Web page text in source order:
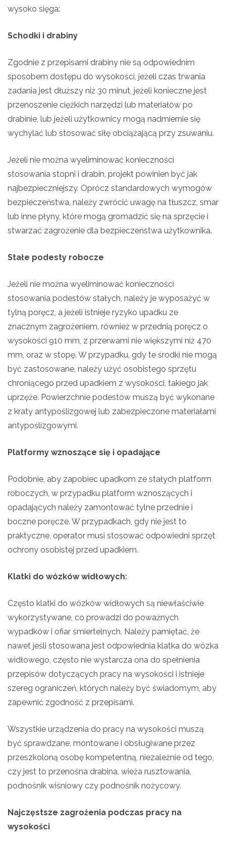
wysoko sięga:
Schodki i drabiny
Zgodnie z przepisami drabiny nie są odpowiednim
sposobem dostępu do wysokości, jeżeli czas trwania
zadania jest dłuższy niż 30 minut, jeżeli konieczne jest
przenoszenie ciężkich narzędzi lub materiałów po
drabinie, lub jeżeli użytkownicy mogą nadmiernie się
wychylać lub stosować siłę obciążającą przy zsuwaniu.
Jeżeli nie można wyeliminować konieczności
stosowania stopni i drabin, projekt powinien być jak
najbezpieczniejszy. Oprócz standardowych wymogów
bezpieczeństwa, należy zwrócić uwagę na tłuszcz, smar
lub inne płyny, które mogą gromadzić się na sprzęcie i
stwarzać zagrożenie dla bezpieczeństwa użytkownika.
Stałe podesty robocze
Jeżeli nie można wyeliminować konieczności
stosowania podestów stałych, należy je wyposażyć w
tylną poręcz, a jeżeli istnieje ryzyko upadku ze
znacznym zagrożeniem, również w przednią poręcz o
wysokości 910 mm, z przerwami nie większymi niż 470
mm, oraz w stopę. W przypadku, gdy te środki nie mogą
być zastosowane, należy użyć osobistego sprzętu
chroniącego przed upadkiem z wysokości, takiego jak
uprzęże. Powierzchnie podestów muszą być wykonane
z kraty antypoślizgowej lub zabezpieczone materiałami
antypoślizgowymi.
Platformy wznoszące się i opadające
Podobnie, aby zapobiec upadkom ze stałych platform
roboczych, w przypadku platform wznoszących i
opadających należy zamontować tylne przednie i
boczne poręcze. W przypadkach, gdy nie jest to
praktyczne, operator musi stosować odpowiedni sprzęt
ochrony osobistej przed upadkiem.
Klatki do wózków widłowych:
Często klatki do wózków widłowych są niewłaściwie
wykorzystywane, co prowadzi do poważnych
wypadków i ofiar śmiertelnych. Należy pamiętać, że
nawet jeśli stosowana jest odpowiednia klatka do wózka
widłowego, często nie wystarcza ona do spełnienia
przepisów dotyczących pracy na wysokości i istnieje
szereg ograniczeń, których należy być świadomym, aby
zapewnić zgodność z przepisami.
Wszystkie urządzenia do pracy na wysokości muszą
być sprawdzane, montowane i obsługiwane przez
przeszkoloną osobę kompetentną, niezależnie od tego,
czy jest to przenośna drabina, wieża rusztowania,
podnośnik wiśniowy czy podnośnik nożycowy.
Najczęstsze zagrożenia podczas pracy na
wysokości